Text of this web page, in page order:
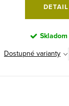
DETAIL
Skladom
Dostupné varianty